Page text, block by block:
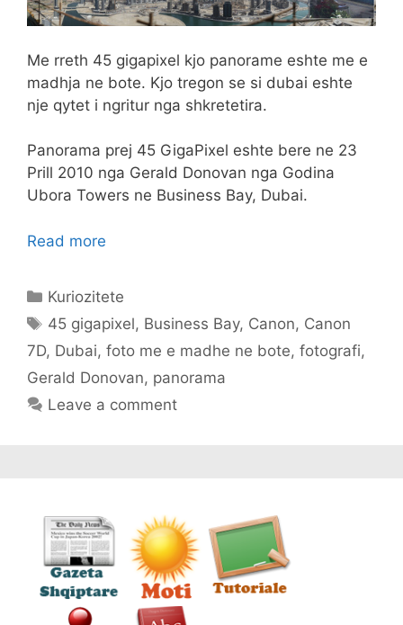
Me rreth 45 gigapixel kjo panorame eshte me e
madhja ne bote. Kjo tregon se si dubai eshte
nje qytet i ngritur nga shkretetira.
Panorama prej 45 GigaPixel eshte bere ne 23
Prill 2010 nga Gerald Donovan nga Godina
Ubora Towers ne Business Bay, Dubai.
Read more
Categories
Kuriozitete
Tags
45 gigapixel, Business Bay, Canon, Canon
7D, Dubai, foto me e madhe ne bote, fotografi,
Gerald Donovan, panorama
Leave a comment